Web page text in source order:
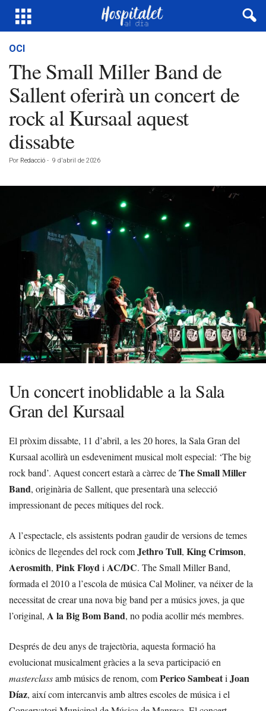
OCI
The Small Miller Band de
Sallent oferirà un concert de
rock al Kursaal aquest
dissabte
Por Redacció - 9 d'abril de 2026
Un concert inoblidable a la Sala
Gran del Kursaal
El pròxim dissabte, 11 d’abril, a les 20 hores, la Sala Gran del
Kursaal acollirà un esdeveniment musical molt especial: ‘The big
rock band’. Aquest concert estarà a càrrec deThe Small Miller
Band, originària de Sallent, que presentarà una selecció
impressionant de peces mítiques del rock.
A l’espectacle, els assistents podran gaudir de versions de temes
icònics de llegendes del rock comJethro Tull, King Crimson,
Aerosmith, Pink Floydi AC/DC. The Small Miller Band,
formada el 2010 a l’escola de música Cal Moliner, va néixer de la
necessitat de crear una nova big band per a músics joves, ja que
l’original, A la Big Bom Band, no podia acollir més membres.
Després de deu anys de trajectòria, aquesta formació ha
evolucionat musicalment gràcies a la seva participació en
masterclassamb músics de renom, comPerico Sambeati Joan
Díaz, així com intercanvis amb altres escoles de música i el